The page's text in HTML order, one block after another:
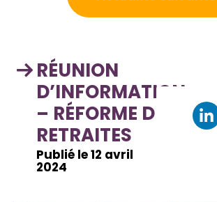
RÉUNION
D’INFORMATION
– RÉFORME DES
RETRAITES
Publié le 12 avril
2024